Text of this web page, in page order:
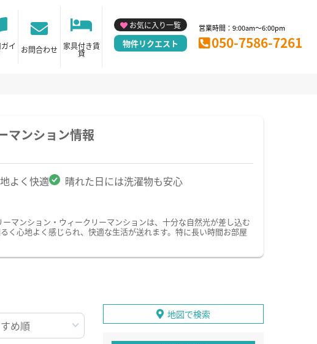
イ お問合わせ 家具付き賃
貸
お気に入り一覧
物件リクエスト
営業時間：9:00am～6:00pm
050-7586-7261
マンション情報
よく快適 晴れた日には洗濯物も安心
マンション・ウィークリーマンションは、十分な自然光が差し込む
く心地よく感じられ、快適な生活が送れます。特に長い時間お部屋
地図で検索